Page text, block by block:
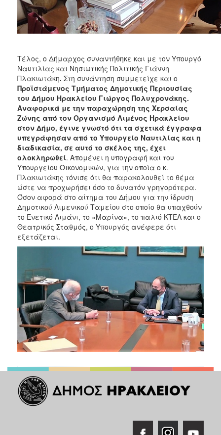
Τέλος, ο Δήμαρχος συναντήθηκε και με τον Υπουργό
Ναυτιλίας και Νησιωτικής Πολιτικής Γιάννη
Πλακιωτάκη. Στη συνάντηση συμμετείχε και ο
Προϊστάμενος Τμήματος Δημοτικής Περιουσίας
του Δήμου Ηρακλείου Γιώργος Πολυχρονάκης.
Αναφορικά με την παραχώρηση της Χερσαίας
Ζώνης από τον Οργανισμό Λιμένος Ηρακλείου
στον Δήμο, έγινε γνωστό ότι τα σχετικά έγγραφα
υπεγράφησαν από το Υπουργείο Ναυτιλίας και η
διαδικασία, σε αυτό το σκέλος της, έχει
ολοκληρωθεί. Απομένει η υπογραφή και του
Υπουργείου Οικονομικών, για την οποία ο κ.
Πλακιωτάκης τόνισε ότι θα παρακολουθεί το θέμα
ώστε να προχωρήσει όσο το δυνατόν γρηγορότερα.
Όσον αφορά στο αίτημα του Δήμου για την ίδρυση
Δημοτικού Λιμενικού Ταμείου στο οποίο θα υπαχθούν
το Ενετικό Λιμάνι, το «Μαρίνα», το παλιό ΚΤΕΛ και ο
Θεατρικός Σταθμός, ο Υπουργός ανέφερε ότι
εξετάζεται.